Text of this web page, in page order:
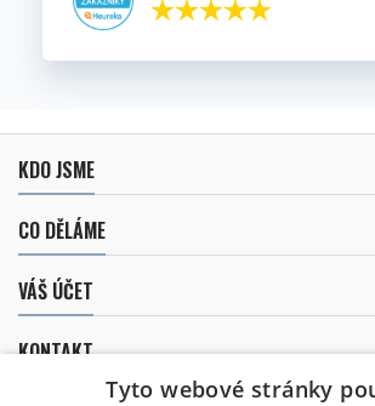
KDO JSME
CO DĚLÁME
VÁŠ ÚČET
KONTAKT
Tyto webové stránky